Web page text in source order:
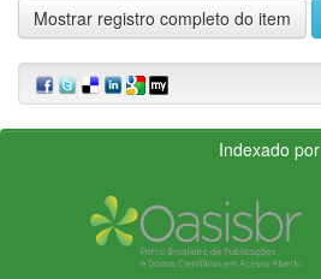
Mostrar registro completo do item
Indexado por